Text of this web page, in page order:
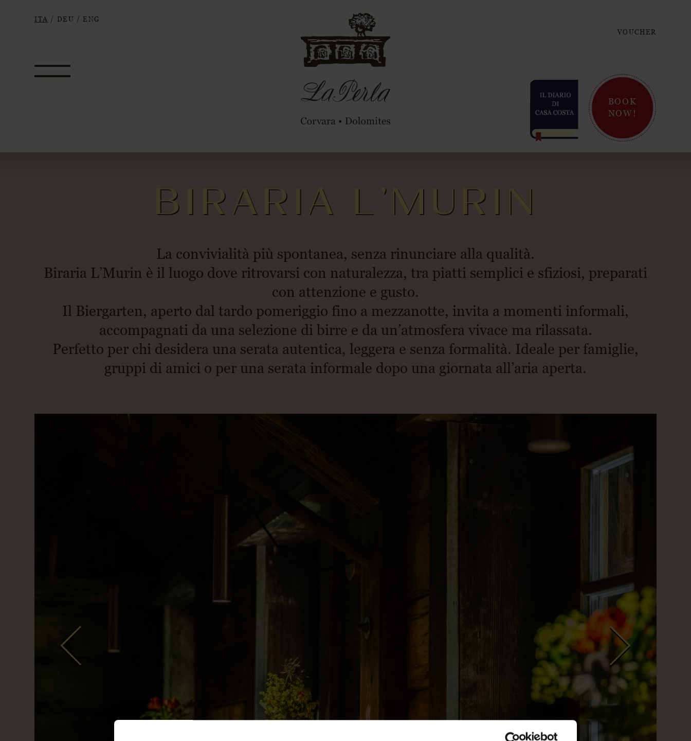
ITA / DEU / ENG
VOUCHER
BOOK
NOW!
BIRARIA L’MURIN
La convivialità più spontanea, senza rinunciare alla qualità.
Biraria L’Murin è il luogo dove ritrovarsi con naturalezza, tra piatti semplici e sfiziosi, preparati
con attenzione e gusto.
Il Biergarten, aperto dal tardo pomeriggio fino a mezzanotte, invita a momenti informali,
accompagnati da una selezione di birre e da un’atmosfera vivace ma rilassata.
Perfetto per chi desidera una serata autentica, leggera e senza formalità. Ideale per famiglie,
gruppi di amici o per una serata informale dopo una giornata all’aria aperta.